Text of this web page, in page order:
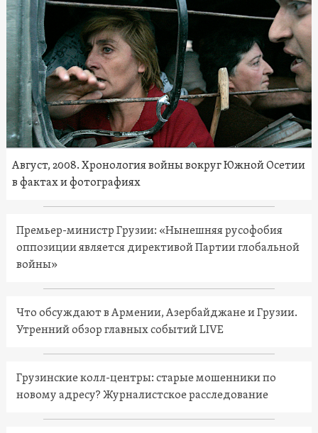
Август, 2008. Хронология войны вокруг Южной Осетии
в фактах и фотографиях
Премьер-министр Грузии: «Нынешняя русофобия
оппозиции является директивой Партии глобальной
войны»
Что обсуждают в Армении, Азербайджане и Грузии.
Утренний обзор главных событий LIVE
Грузинские колл-центры: старые мошенники по
новому адресу? Журналистское расследование